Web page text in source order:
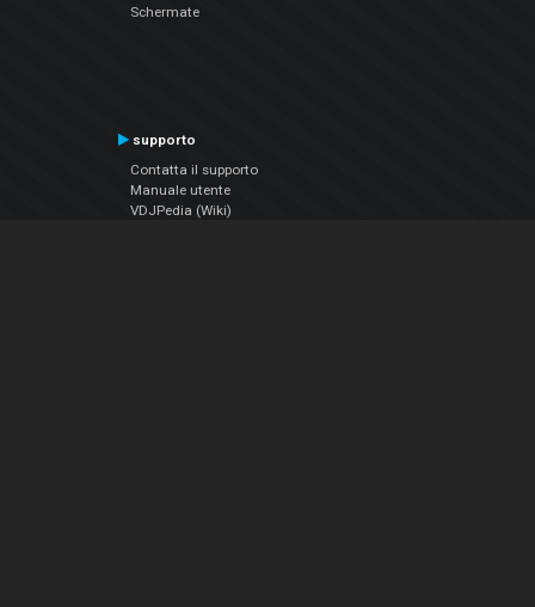
Schermate
supporto
Contatta il supporto
Manuale utente
VDJPedia (Wiki)